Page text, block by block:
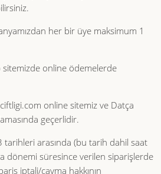
her bir üye maksimum 1
online ödemelerde
online sitemiz ve Datça
geçerlidir.
arasında (bu tarih dahil saat
dönemi süresince verilen siparişlerde
iptali/cayma hakkının